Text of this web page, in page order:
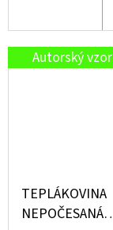
Autorský vzor
TEPLÁKOVINA
NEPOČESANÁ